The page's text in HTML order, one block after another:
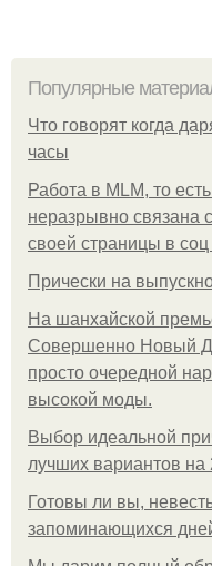
Популярные
Что говорят когда
часы
Работа в MLM, то
неразрывно связана
своей страницы в соц
Прически на
На шанхайской
Совершенно Новый
просто очередной
высокой моды.
Выбор идеальной
лучших вариантов на
Готовы ли вы,
запоминающихся